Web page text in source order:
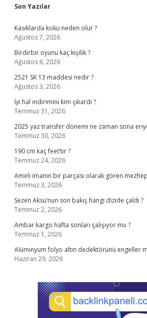
Sidebar
Son Yazılar
Kasıklarda koku neden olur ?
Ağustos 7, 2026
Birdirbir oyunu kaç kişilik ?
Ağustos 6, 2026
2521 SK 13 maddesi nedir ?
Ağustos 3, 2026
İyi hal indirimini kim çıkardı ?
Temmuz 31, 2026
2025 yaz transfer dönemi ne zaman sona
Temmuz 30, 2026
190 cm kaç feet’tir ?
Temmuz 24, 2026
Ameli imanın bir parçası olarak gören
Temmuz 3, 2026
Sezen Aksu’nun son bakış hangi dizide çaldı ?
Temmuz 2, 2026
Ambar kargo hafta sonları çalışıyor mu ?
Temmuz 1, 2026
Alüminyum folyo altın dedektörünü engeller
Haziran 29, 2026